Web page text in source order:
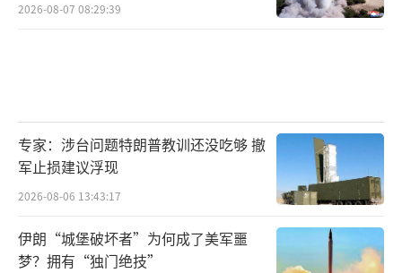
2026-08-07 08:29:39
专家：涉台问题特朗普教训还没吃够 撤
军止损建议浮现
2026-08-06 13:43:17
伊朗“城堡破坏者”为何成了美军噩
梦？拥有“独门绝技”